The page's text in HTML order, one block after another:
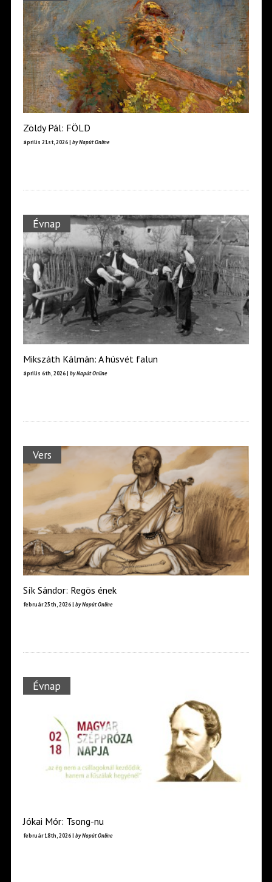
Zöldy Pál: FÖLD
április 21st, 2026 | by Napút Online
Évnap
Mikszáth Kálmán: A húsvét falun
április 6th, 2026 | by Napút Online
Vers
Sík Sándor: Regös ének
február 25th, 2026 | by Napút Online
Évnap
Jókai Mór: Tsong-nu
február 18th, 2026 | by Napút Online